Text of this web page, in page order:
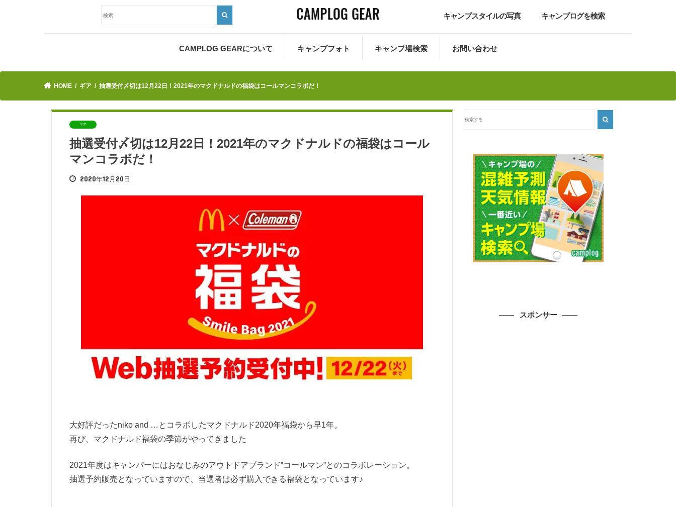
キャンプスタイルの写真 キャンプログを検索
CAMPLOG GEARについて キャンプフォト キャンプ場検索 お問い合わせ
HOME ギア 抽選受付〆切は12月22日！2021年のマクドナルドの福袋はコールマンコラボだ！
ギア
抽選受付〆切は12月22日！2021年のマクドナルドの福袋はコール
マンコラボだ！
2020年12月20日
大好評だったniko and …とコラボしたマクドナルド2020年福袋から早1年。
再び、マクドナルド福袋の季節がやってきました
2021年度はキャンパーにはおなじみのアウトドアブランド”コールマン”とのコラボレーション。
抽選予約販売となっていますので、当選者は必ず購入できる福袋となっています♪
スポンサー